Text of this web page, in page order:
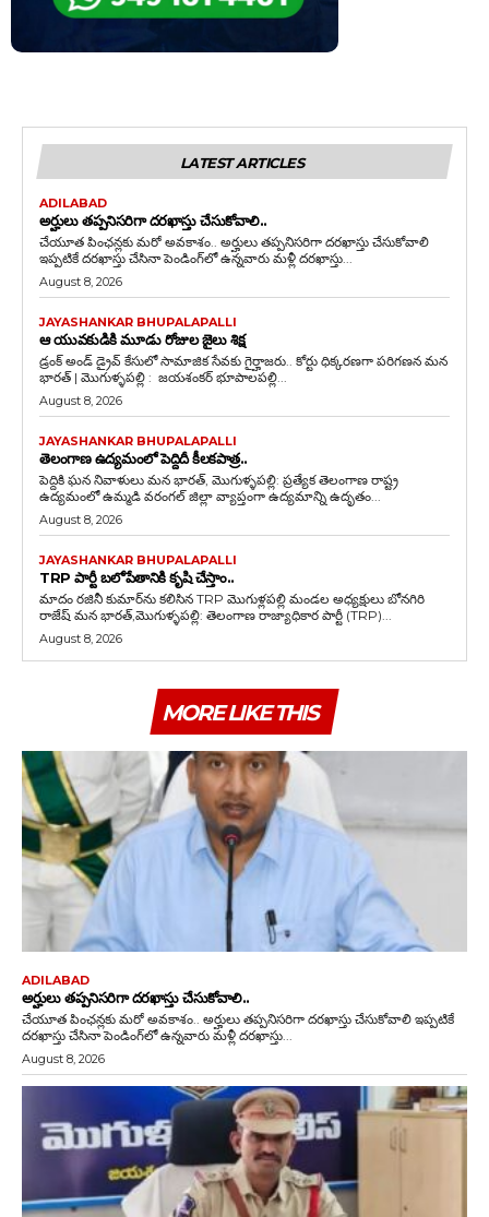
LATEST ARTICLES
ADILABAD
అర్హులు తప్పనిసరిగా దరఖాస్తు చేసుకోవాలి..
చేయూత పింఛన్లకు మరో అవకాశం.. అర్హులు తప్పనిసరిగా దరఖాస్తు చేసుకోవాలి
ఇప్పటికే దరఖాస్తు చేసినా పెండింగ్‌లో ఉన్నవారు మళ్లీ దరఖాస్తు...
August 8, 2026
JAYASHANKAR BHUPALAPALLI
ఆ యువకుడికి మూడు రోజుల జైలు శిక్ష
డ్రంక్‌ అండ్‌ డ్రైవ్‌ కేసులో సామాజిక సేవకు గైర్హాజరు.. కోర్టు ధిక్కరణగా పరిగణన మన
భారత్ | మొగుళ్ళపల్లి : జయశంకర్ భూపాలపల్లి...
August 8, 2026
JAYASHANKAR BHUPALAPALLI
తెలంగాణ ఉద్యమంలో పెద్దిదీ కీలకపాత్ర..
పెద్దికి ఘన నివాళులు మన భారత్, మొగుళ్ళపల్లి: ప్రత్యేక తెలంగాణ రాష్ట్ర
ఉద్యమంలో ఉమ్మడి వరంగల్ జిల్లా వ్యాప్తంగా ఉద్యమాన్ని ఉదృతం...
August 8, 2026
JAYASHANKAR BHUPALAPALLI
TRP పార్టీ బలోపేతానికి కృషి చేస్తాం..
మాదం రజినీ కుమార్‌ను కలిసిన TRP మొగుళ్లపల్లి మండల అధ్యక్షులు బోనగిరి
రాజేష్ మన భారత్,మొగుళ్ళపల్లి: తెలంగాణ రాజ్యాధికార పార్టీ (TRP)...
August 8, 2026
MORE LIKE THIS
ADILABAD
అర్హులు తప్పనిసరిగా దరఖాస్తు చేసుకోవాలి..
చేయూత పింఛన్లకు మరో అవకాశం.. అర్హులు తప్పనిసరిగా దరఖాస్తు చేసుకోవాలి ఇప్పటికే
దరఖాస్తు చేసినా పెండింగ్‌లో ఉన్నవారు మళ్లీ దరఖాస్తు...
August 8, 2026